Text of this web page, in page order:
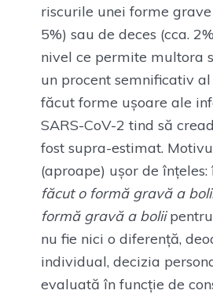
riscurile unei forme
5%) sau de deces (cca.
nivel ce permite multora
un procent semnificativ
făcut forme ușoare ale
SARS-CoV-2 tind să
fost supra-estimat.
(aproape) ușor de înțeles:
făcut o formă gravă a
formă gravă a bolii
nu fie nici o diferență,
individual, decizia
evaluată în funcție de